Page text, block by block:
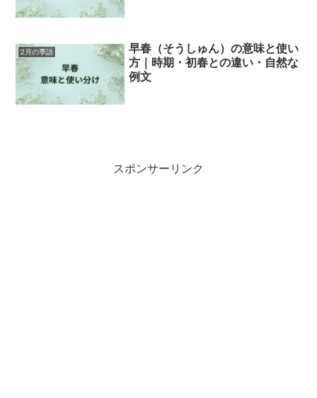
2月の季語
早春（そうしゅん）の意味と使い
方｜時期・初春との違い・自然な
例文
スポンサーリンク